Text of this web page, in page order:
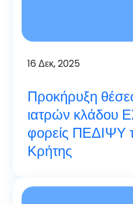
16 Δεκ, 2025
Προκήρυξη
ιατρών κλάδου
φορείς ΠΕΔΙΨΥ
Κρήτης